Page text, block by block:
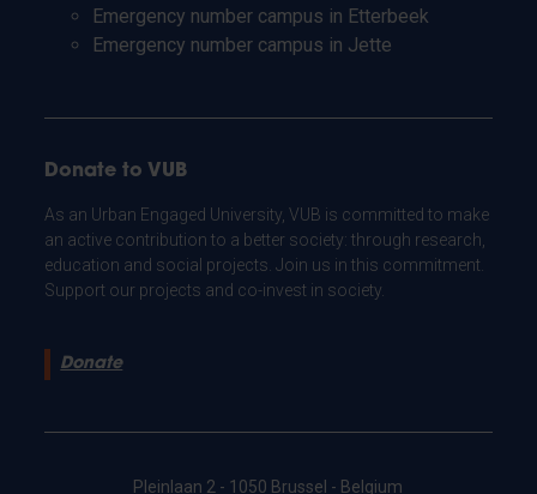
Emergency number campus in Etterbeek
Emergency number campus in Jette
Donate to VUB
As an Urban Engaged University, VUB is committed to make
an active contribution to a better society: through research,
education and social projects. Join us in this commitment.
Support our projects and co-invest in society.
Donate
Pleinlaan 2 - 1050 Brussel - Belgium